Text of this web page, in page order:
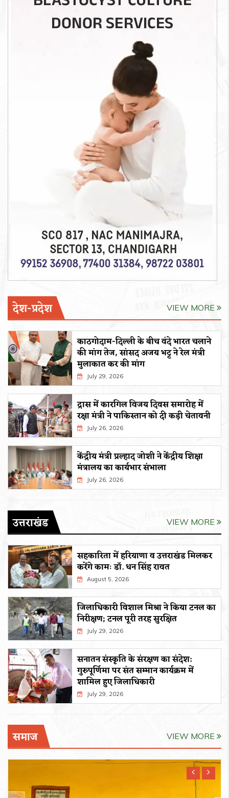
देश-प्रदेश VIEW MORE
काठगोदाम-दिल्ली के बीच वंदे भारत चलाने
की मांग तेज, सांसद अजय भट्ट ने रेल मंत्री
मुलाकात कर की मांग
July 29, 2026
द्रास में कारगिल विजय दिवस समारोह में
रक्षा मंत्री ने पाकिस्तान को दी कड़ी चेतावनी
July 26, 2026
केंद्रीय मंत्री प्रल्हाद जोशी ने केंद्रीय शिक्षा
मंत्रालय का कार्यभार संभाला
July 26, 2026
उत्तराखंड VIEW MORE
सहकारिता में हरियाणा व उत्तराखंड मिलकर
करेंगे कामः डाॅ. धन सिंह रावत
August 5, 2026
जिलाधिकारी विशाल मिश्रा ने किया टनल का
निरीक्षण; टनल पूरी तरह सुरक्षित
July 29, 2026
सनातन संस्कृति के संरक्षण का संदेश:
गुरुपूर्णिमा पर संत सम्मान कार्यक्रम में
शामिल हुए जिलाधिकारी
July 29, 2026
समाज VIEW MORE